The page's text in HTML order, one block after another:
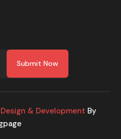
Submit Now
& Development By